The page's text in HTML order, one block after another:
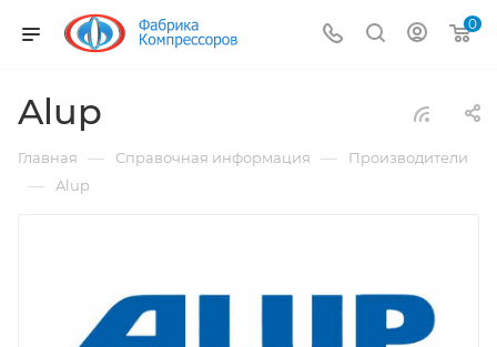
0
Alup
Главная — Справочная информация — Производители
— Alup